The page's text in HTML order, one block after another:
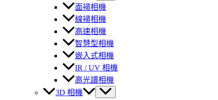
面掃相機
線掃相機
高速相機
智慧型相機
嵌入式相機
IR / UV 相機
高光譜相機
3D 相機